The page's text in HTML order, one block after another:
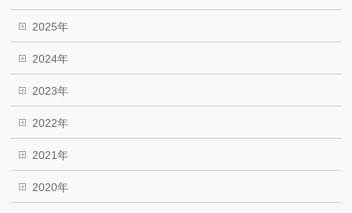
2025年
2024年
2023年
2022年
2021年
2020年